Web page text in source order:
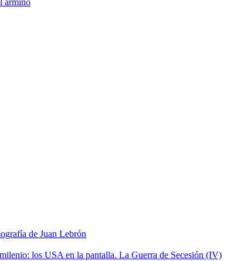
armiño
de Juan Lebrón
los USA en la pantalla. La Guerra de Secesión (IV)